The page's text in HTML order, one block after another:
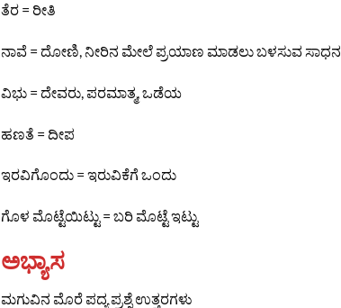
ತೆರ = ರೀತಿ
ನಾವೆ = ದೋಣಿ, ನೀರಿನ ಮೇಲೆ ಪ್ರಯಾಣ ಮಾಡಲು ಬಳಸುವ ಸಾಧನ
ವಿಭು = ದೇವರು, ಪರಮಾತ್ಮ, ಒಡೆಯ
ಹಣತೆ = ದೀಪ
ಇರವಿಗೊಂದು = ಇರುವಿಕೆಗೆ ಒಂದು
ಗೊಳ ಮೊಟ್ಟೆಯಿಟ್ಟು = ಬರಿ ಮೊಟ್ಟೆ ಇಟ್ಟು
ಅಭ್ಯಾಸ
ಮಗುವಿನ ಮೊರೆ ಪದ್ಯ ಪ್ರಶ್ನೆ ಉತ್ತರಗಳು